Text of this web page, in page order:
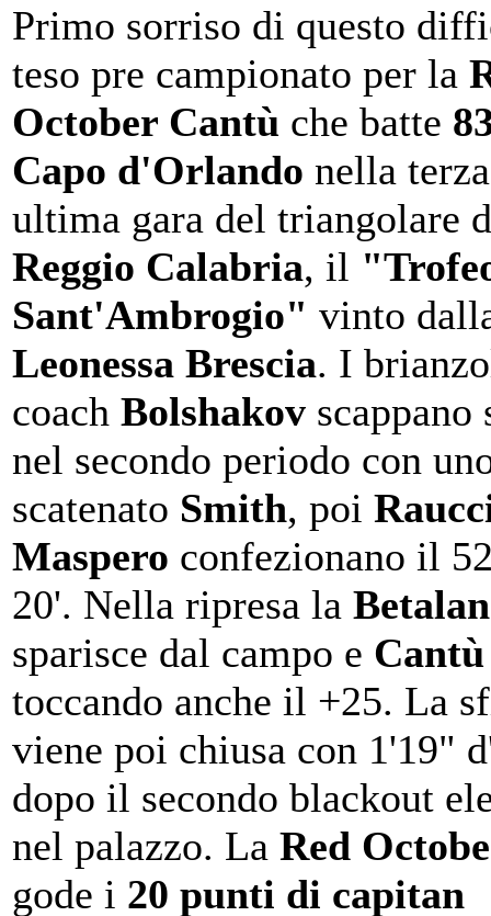
Primo sorriso di questo
teso pre campionato per la
October Cantù che batte
Capo d'Orlando nella
ultima gara del triangolare
Reggio Calabria, il
Sant'Ambrogio" vinto
Leonessa Brescia. I
coach Bolshakov scappano
nel secondo periodo con
scatenato Smith, poi
Maspero confezionano il
20'. Nella ripresa la
sparisce dal campo e
toccando anche il +25. La
viene poi chiusa con 1'19"
dopo il secondo blackout
nel palazzo. La Red
gode i 20 punti di capitan